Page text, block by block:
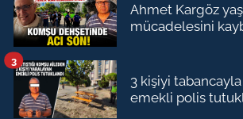
Ahmet Kargöz
mücadelesini
3 kişiyi
emekli polis
3